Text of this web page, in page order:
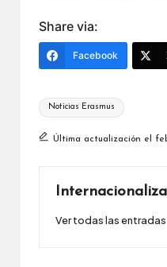
Share via:
Facebook
Etiquetas:
Noticias Erasmus
Última actualización el
Ver todas las entradas